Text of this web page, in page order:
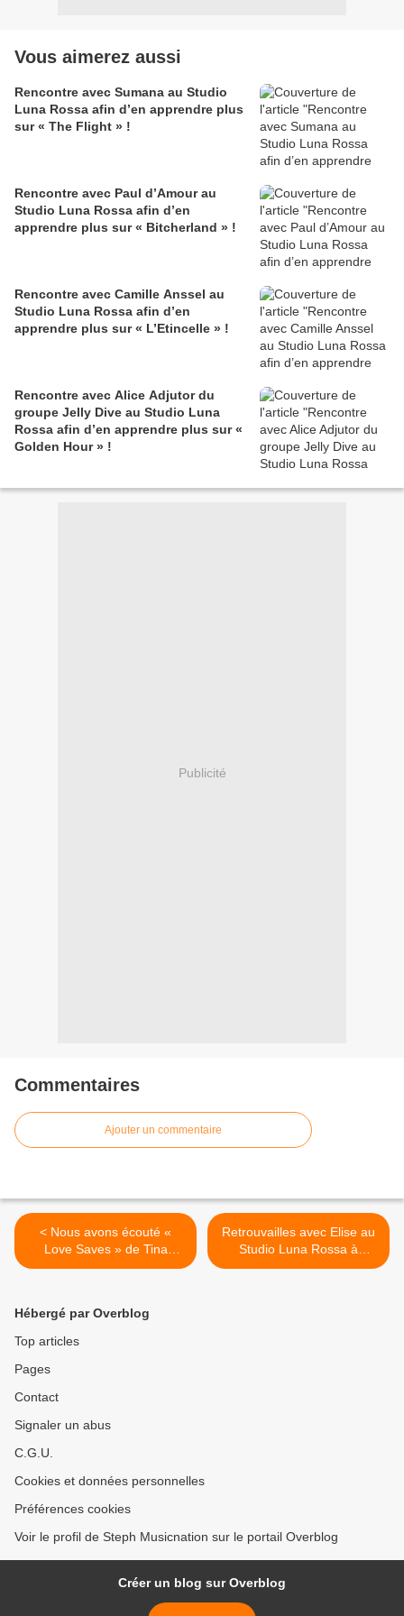
Vous aimerez aussi
Rencontre avec Sumana au Studio
Luna Rossa afin d’en apprendre plus
sur « The Flight » !
Rencontre avec Paul d’Amour au
Studio Luna Rossa afin d’en
apprendre plus sur « Bitcherland » !
Rencontre avec Camille Anssel au
Studio Luna Rossa afin d’en
apprendre plus sur « L’Etincelle » !
Rencontre avec Alice Adjutor du
groupe Jelly Dive au Studio Luna
Rossa afin d’en apprendre plus sur «
Golden Hour » !
Publicité
Commentaires
Ajouter un commentaire
< Nous avons écouté «
Love Saves » de Tina
Arena !
Retrouvailles avec Elise au
Studio Luna Rossa à
l’occasion de la parution de
Hébergé par Overblog
Top articles
Pages
Contact
Signaler un abus
C.G.U.
Cookies et données personnelles
Préférences cookies
Voir le profil de Steph Musicnation sur le portail Overblog
Créer un blog sur Overblog